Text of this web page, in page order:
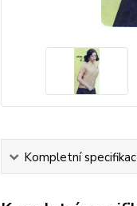
Kompletní